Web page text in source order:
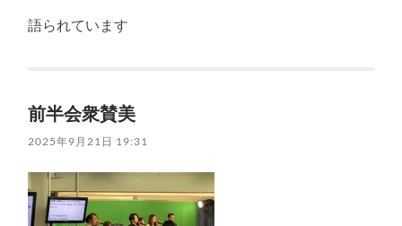
語られています
前半会衆賛美
2025年9月21日 19:31